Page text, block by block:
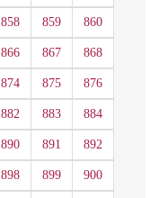
858 859 860
866 867 868
874 875 876
882 883 884
890 891 892
898 899 900